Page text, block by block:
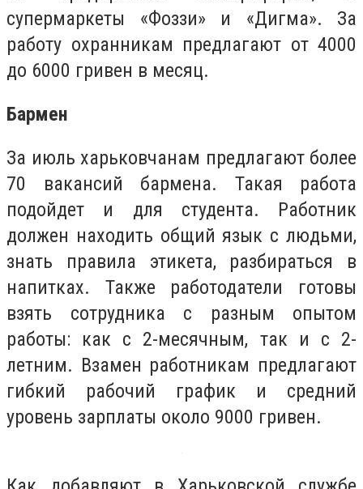
супермаркеты «Фоззи» и «Дигма». За
работу охранникам предлагают от 4000
до 6000 гривен в месяц.
Бармен
За июль харьковчанам предлагают более
70 вакансий бармена. Такая работа
подойдет и для студента. Работник
должен находить общий язык с людьми,
знать правила этикета, разбираться в
напитках. Также работодатели готовы
взять сотрудника с разным опытом
работы: как с 2-месячным, так и с 2-
летним. Взамен работникам предлагают
гибкий рабочий график и средний
уровень зарплаты около 9000 гривен.